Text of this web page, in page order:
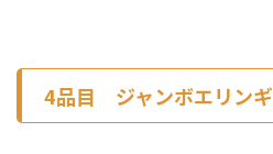
4品目 ジャンボエリンギ